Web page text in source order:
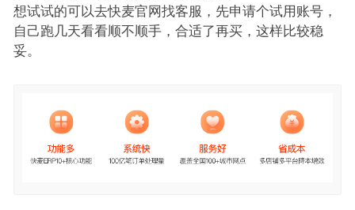
想试试的可以去快麦官网找客服，先申请个试用账号，
自己跑几天看看顺不顺手，合适了再买，这样比较稳
妥。